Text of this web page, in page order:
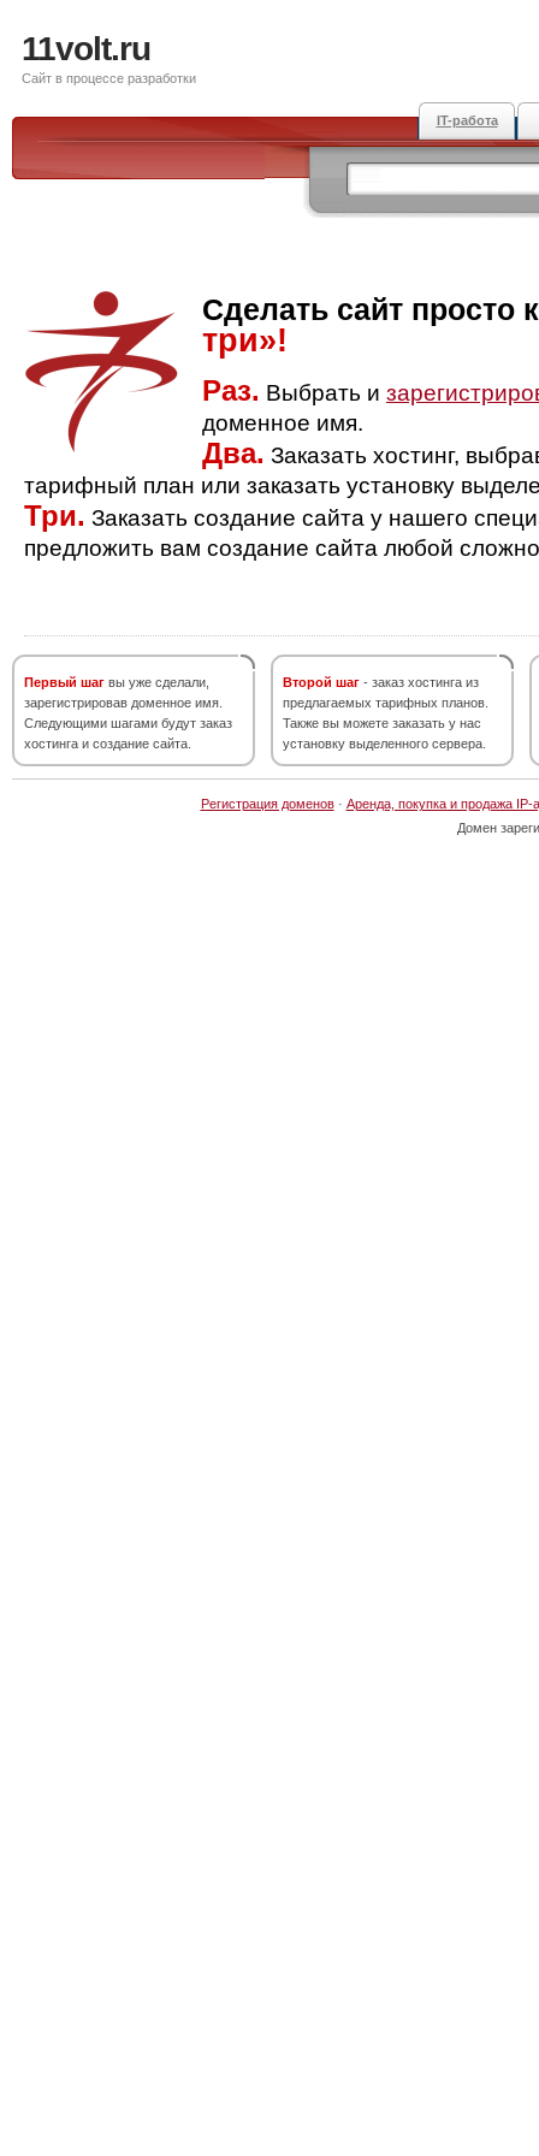
11volt.ru
Сайт в процессе разработки
IT-работа
Сделать сайт просто
три»!
Раз. Выбрать и
доменное имя.
Два. Заказать хостинг,
тарифный план или заказать установку
Три. Заказать создание сайта у нашего
предложить вам создание сайта любой
Первый шаг вы уже сделали,
зарегистрировав доменное имя.
Следующими шагами будут заказ
хостинга и создание сайта.
Второй шаг - заказ хостинга из
предлагаемых тарифных планов.
Также вы можете заказать у нас
установку выделенного сервера.
Регистрация доменов· Аренда, покупка и продажа IP-
Домен